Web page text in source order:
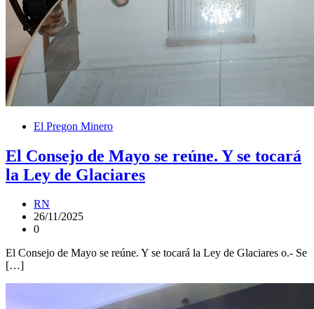
El Pregon Minero
El Consejo de Mayo se reúne. Y se tocará
la Ley de Glaciares
RN
26/11/2025
0
El Consejo de Mayo se reúne. Y se tocará la Ley de Glaciares o.- Se
[…]